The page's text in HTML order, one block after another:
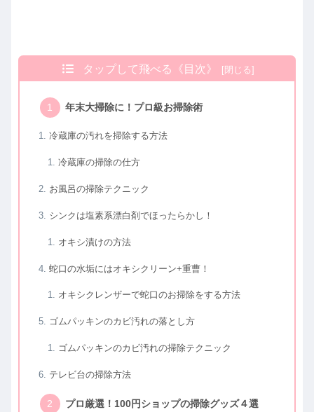
タップして飛べる《目次》
年末大掃除に！プロ級お掃除術
冷蔵庫の汚れを掃除する方法
冷蔵庫の掃除の仕方
お風呂の掃除テクニック
シンクは塩素系漂白剤でほったらかし！
オキシ漬けの方法
蛇口の水垢にはオキシクリーン+重曹！
オキシクレンザーで蛇口のお掃除をする方法
ゴムパッキンのカビ汚れの落とし方
ゴムパッキンのカビ汚れの掃除テクニック
テレビ台の掃除方法
プロ厳選！100円ショップの掃除グッズ４選